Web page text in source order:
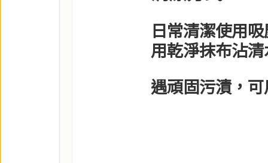
日常清潔使用
用乾淨抹布沾
遇頑固污漬，